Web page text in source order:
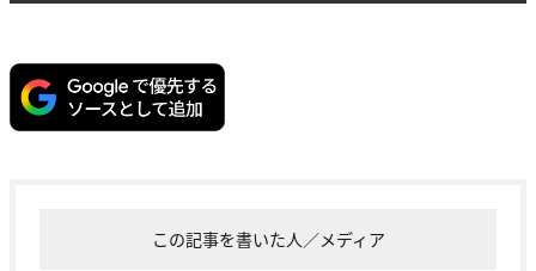
この記事を書いた人／メディア